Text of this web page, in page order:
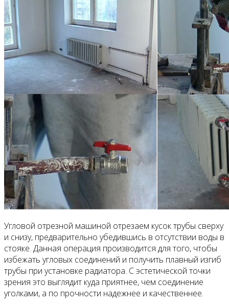
Угловой отрезной машиной отрезаем кусок трубы сверху
и снизу, предварительно убедившись в отсутствии воды в
стояке. Данная операция производится для того, чтобы
избежать угловых соединений и получить плавный изгиб
трубы при установке радиатора. С эстетической точки
зрения это выглядит куда приятнее, чем соединение
уголками, а по прочности надежнее и качественнее.